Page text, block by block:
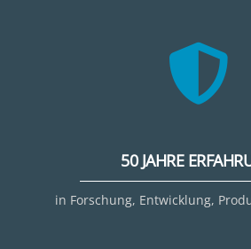
50 JAHRE
in Forschung, Entwicklung,